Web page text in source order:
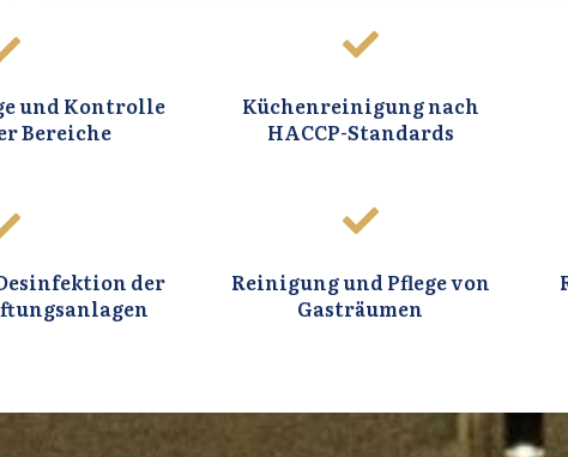
und Kontrolle
Bereiche
Küchenreinigung nach
HACCP-Standards
der
Reinigung und Pflege von
Gasträumen